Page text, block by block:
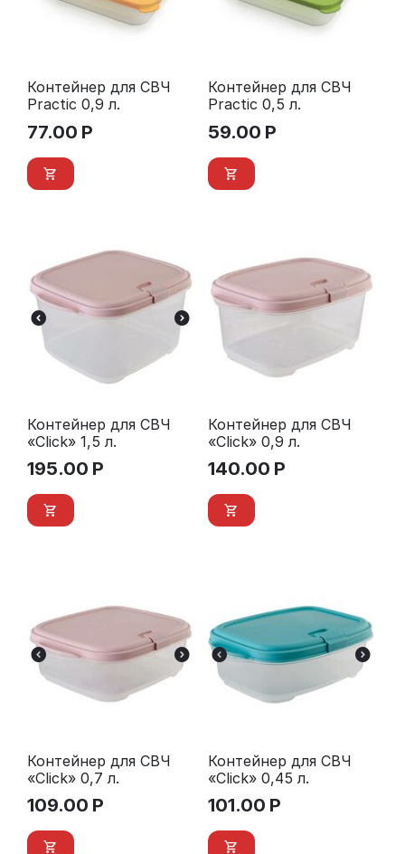
Контейнер для СВЧ
Practic 0,9 л.
77.00 Р
Контейнер для СВЧ
Practic 0,5 л.
59.00 Р
Контейнер для СВЧ
«Click» 1,5 л.
195.00 Р
Контейнер для СВЧ
«Click» 0,9 л.
140.00 Р
Контейнер для СВЧ
«Click» 0,7 л.
109.00 Р
Контейнер для СВЧ
«Click» 0,45 л.
101.00 Р